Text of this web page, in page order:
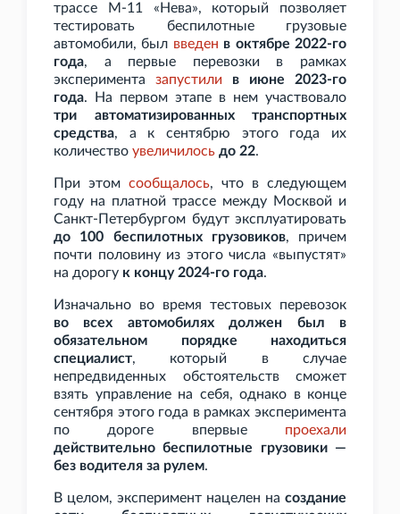
трассе М-11 «Нева», который позволяет
тестировать беспилотные грузовые
автомобили, был введен в октябре 2022-го
года, а первые перевозки в рамках
эксперимента запустили
в июне 2023-го
года. На первом этапе в нем участвовало
три автоматизированных транспортных
средства, а к сентябрю этого года их
количество увеличилось до 22.
При этом сообщалось, что в следующем
году на платной трассе между Москвой и
Санкт-Петербургом будут эксплуатировать
до 100 беспилотных грузовиков, причем
почти половину из этого числа «выпустят»
на дорогу к концу 2024-го года.
Изначально во время тестовых перевозок
во всех автомобилях должен был в
обязательном порядке находиться
специалист, который в случае
непредвиденных обстоятельств сможет
взять управление на себя, однако в конце
сентября этого года в рамках эксперимента
по дороге впервые проехали
действительно беспилотные грузовики —
без водителя за рулем.
В целом, эксперимент нацелен на создание